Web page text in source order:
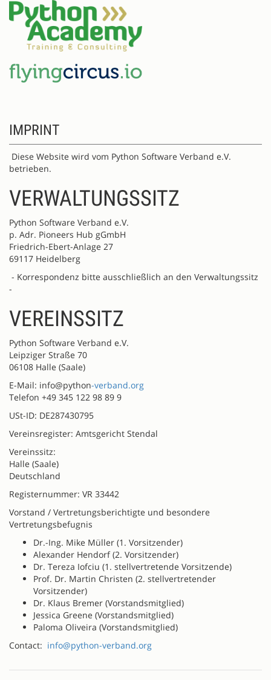
IMPRINT
Diese Website wird vom Python Software Verband e.V.
betrieben.
VERWALTUNGSSITZ
Python Software Verband e.V.
p. Adr. Pioneers Hub gGmbH
Friedrich-Ebert-Anlage 27
69117 Heidelberg
- Korrespondenz bitte ausschließlich an den Verwaltungssitz
-
VEREINSSITZ
Python Software Verband e.V.
Leipziger Straße 70
06108 Halle (Saale)
E-Mail: info@python-verband.org
Telefon +49 345 122 98 89 9
USt-ID: DE287430795
Vereinsregister: Amtsgericht Stendal
Vereinssitz:
Halle (Saale)
Deutschland
Registernummer: VR 33442
Vorstand / Vertretungsberichtigte und besondere
Vertretungsbefugnis
Dr.-Ing. Mike Müller (1. Vorsitzender)
Alexander Hendorf (2. Vorsitzender)
Dr. Tereza Iofciu (1. stellvertretende Vorsitzende)
Prof. Dr. Martin Christen (2. stellvertretender
Vorsitzender)
Dr. Klaus Bremer (Vorstandsmitglied)
Jessica Greene (Vorstandsmitglied)
Paloma Oliveira (Vorstandsmitglied)
Contact: info@python-verband.org